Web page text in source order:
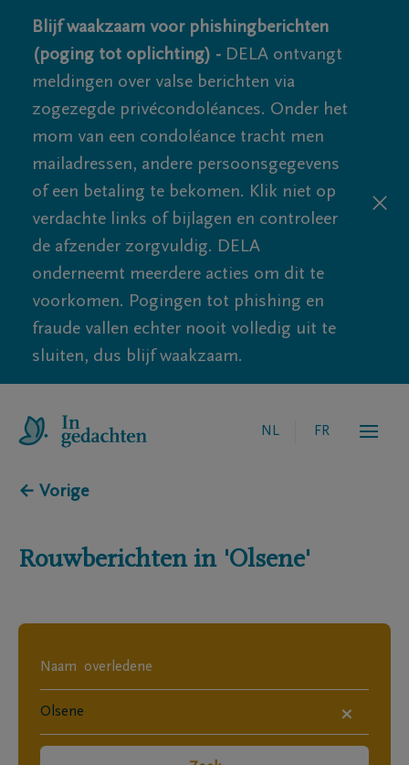
Blijf waakzaam voor phishingberichten
(poging tot oplichting) - DELA ontvangt
meldingen over valse berichten via
zogezegde privécondoléances. Onder het
mom van een condoléance tracht men
mailadressen, andere persoonsgegevens
of een betaling te bekomen. Klik niet op
verdachte links of bijlagen en controleer
de afzender zorgvuldig. DELA
onderneemt meerdere acties om dit te
voorkomen. Pogingen tot phishing en
fraude vallen echter nooit volledig uit te
sluiten, dus blijf waakzaam.
NL FR
← Vorige
Rouwberichten in 'Olsene'
×